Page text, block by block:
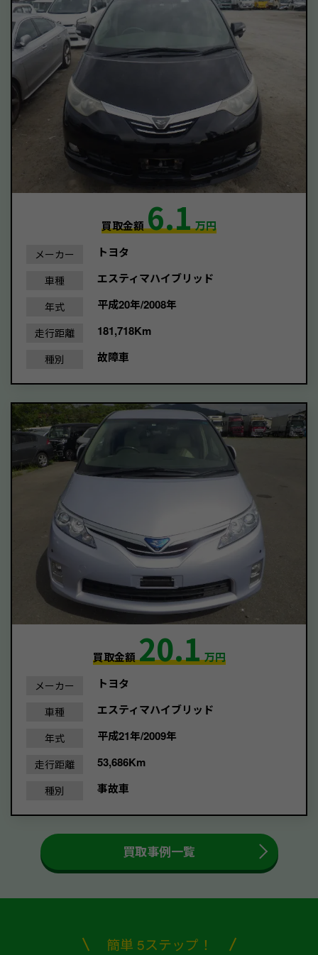
買取金額6.1万円
メーカー トヨタ
車種 エスティマハイブリッド
年式 平成20年/2008年
走行距離 181,718Km
種別 故障車
買取金額20.1万円
メーカー トヨタ
車種 エスティマハイブリッド
年式 平成21年/2009年
走行距離 53,686Km
種別 事故車
買取事例一覧
簡単 5ステップ！